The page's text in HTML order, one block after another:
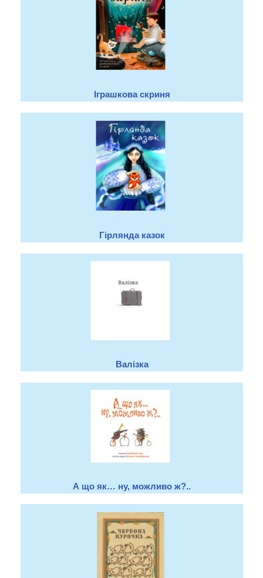
Іграшкова скриня
Гірлянда казок
Валізка
А що як… ну, можливо ж?..